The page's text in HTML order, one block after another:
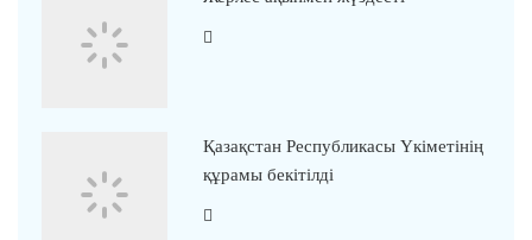
Қазақстан Республикасы Үкіметінің
құрамы бекітілді